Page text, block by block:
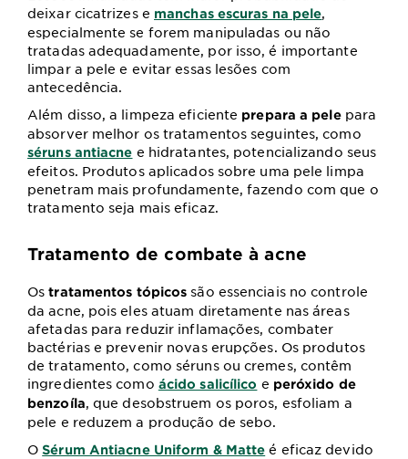
deixar cicatrizes e manchas escuras na pele,
especialmente se forem manipuladas ou não
tratadas adequadamente, por isso, é importante
limpar a pele e evitar essas lesões com
antecedência.
Além disso, a limpeza eficiente prepara a pelepara
absorver melhor os tratamentos seguintes, como
séruns antiacne e hidratantes, potencializando seus
efeitos. Produtos aplicados sobre uma pele limpa
penetram mais profundamente, fazendo com que o
tratamento seja mais eficaz.
Tratamento de combate à acne
Os tratamentos tópicos são essenciais no controle
da acne, pois eles atuam diretamente nas áreas
afetadas para reduzir inflamações, combater
bactérias e prevenir novas erupções. Os produtos
de tratamento, como séruns ou cremes, contêm
ingredientes como ácido salicílico e peróxido de
benzoíla, que desobstruem os poros, esfoliam a
pele e reduzem a produção de sebo.
OSérum Antiacne Uniform & Matte é eficaz devido